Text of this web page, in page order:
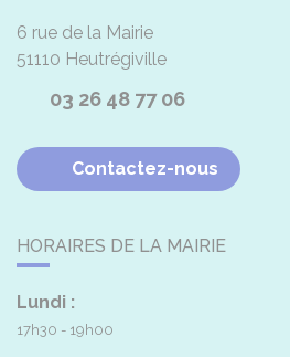
6 rue de la Mairie
51110 Heutrégiville
03 26 48 77 06
Contactez-nous
HORAIRES DE LA MAIRIE
Lundi :
17h30 - 19h00